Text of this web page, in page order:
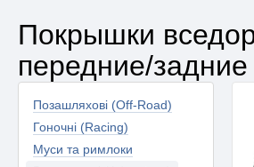
Покрышки
передние/задние
Позашляхові (Off-Road)
Гоночні (Racing)
Муси та римлоки